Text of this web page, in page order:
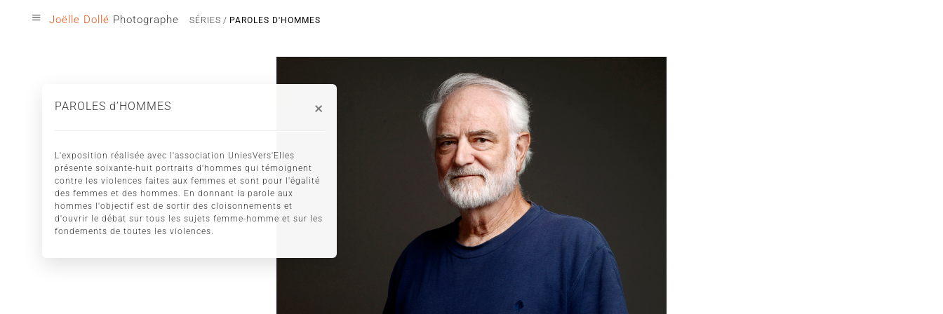
≡ Joëlle Dollé Photographe SÉRIES PAROLES D'HOMMES
×
PAROLES d’HOMMES
L'exposition réalisée avec l'association UniesVers'Elles
présente soixante-huit portraits d'hommes qui témoignent
contre les violences faites aux femmes et sont pour l'égalité
des femmes et des hommes. En donnant la parole aux
hommes l'objectif est de sortir des cloisonnements et
d'ouvrir le débat sur tous les sujets femme-homme et sur les
fondements de toutes les violences.